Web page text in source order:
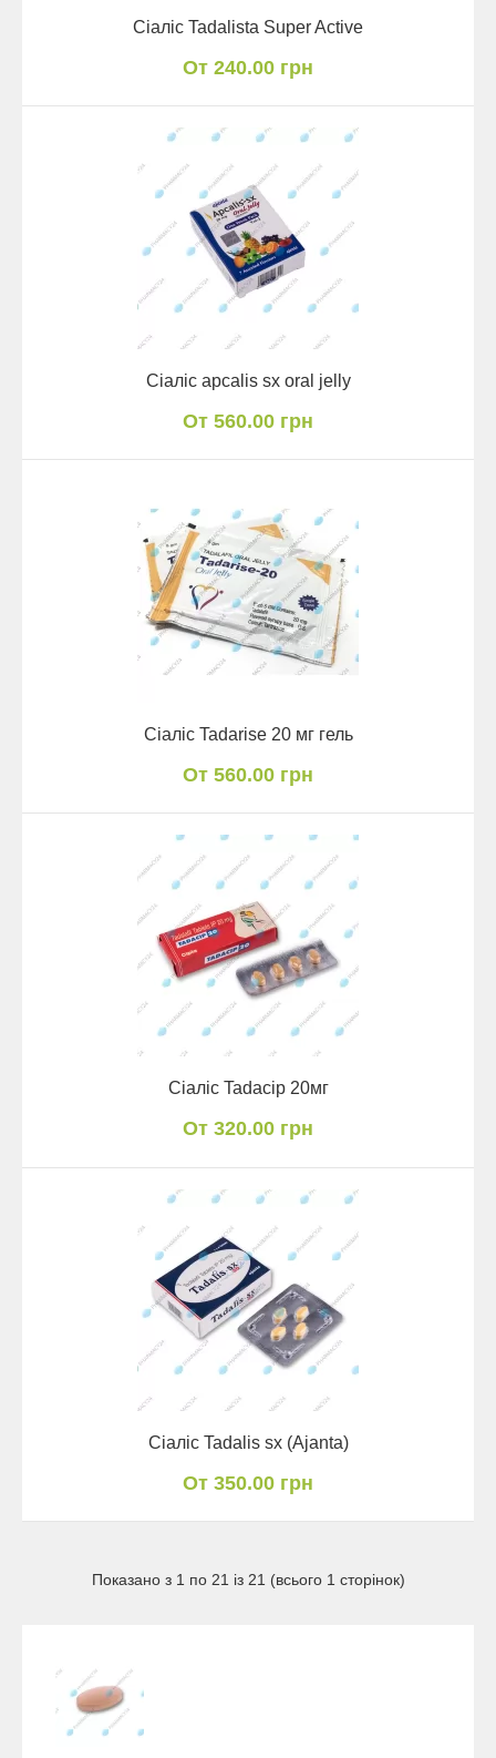
Сіаліс Tadalista Super Active
От 240.00 грн
Сіаліс apcalis sx oral jelly
От 560.00 грн
Сіаліс Tadarise 20 мг гель
От 560.00 грн
Сіаліс Tadacip 20мг
От 320.00 грн
Сіаліс Tadalis sx (Ajanta)
От 350.00 грн
Показано з 1 по 21 із 21 (всього 1 сторінок)